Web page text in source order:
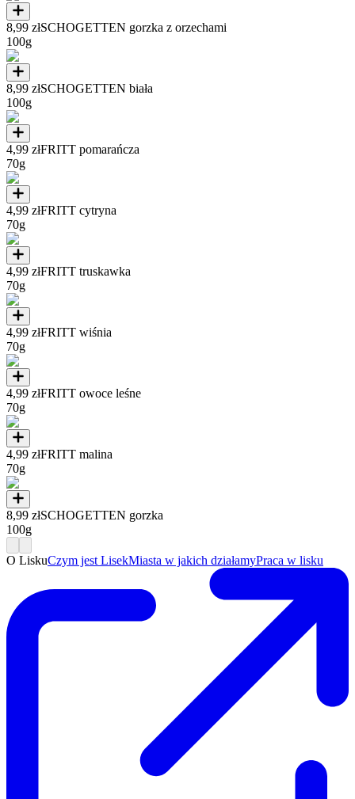
8,99 złSCHOGETTEN gorzka z orzechami
100g
8,99 złSCHOGETTEN biała
100g
4,99 złFRITT pomarańcza
70g
4,99 złFRITT cytryna
70g
4,99 złFRITT truskawka
70g
4,99 złFRITT wiśnia
70g
4,99 złFRITT owoce leśne
70g
4,99 złFRITT malina
70g
8,99 złSCHOGETTEN gorzka
100g
O LiskuCzym jest LisekMiasta w jakich działamyPraca w lisku